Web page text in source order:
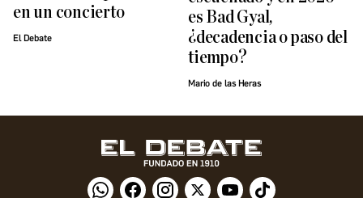
en un concierto
El Debate
es Bad Gyal,
¿decadencia o paso del
tiempo?
Mario de las Heras